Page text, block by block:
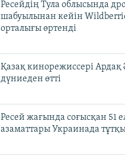
Ресейдің Тула облысында
шабуылынан кейін
орталығы өртенді
Қазақ кинорежиссері Ардақ
дүниеден өтті
Ресей жағында соғысқан 51
азаматтары Украинада